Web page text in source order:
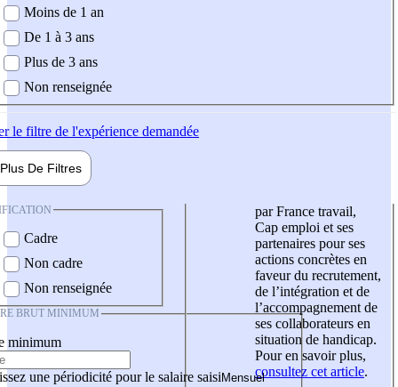
demandée
Moins de 1 an
De 1 à 3 ans
Plus de 3 ans
Non renseignée
le filtre de l'expérience demandée
Plus De Filtres
Cadre
Non cadre
Non renseignée
BRUT MINIMUM
minimum
une périodicité pour le salaire saisi
par France travail,
Cap emploi et ses
partenaires pour ses
actions concrètes en
faveur du recrutement,
de l’intégration et de
l’accompagnement de
ses collaborateurs en
situation de handicap.
Pour en savoir plus,
consultez cet article.